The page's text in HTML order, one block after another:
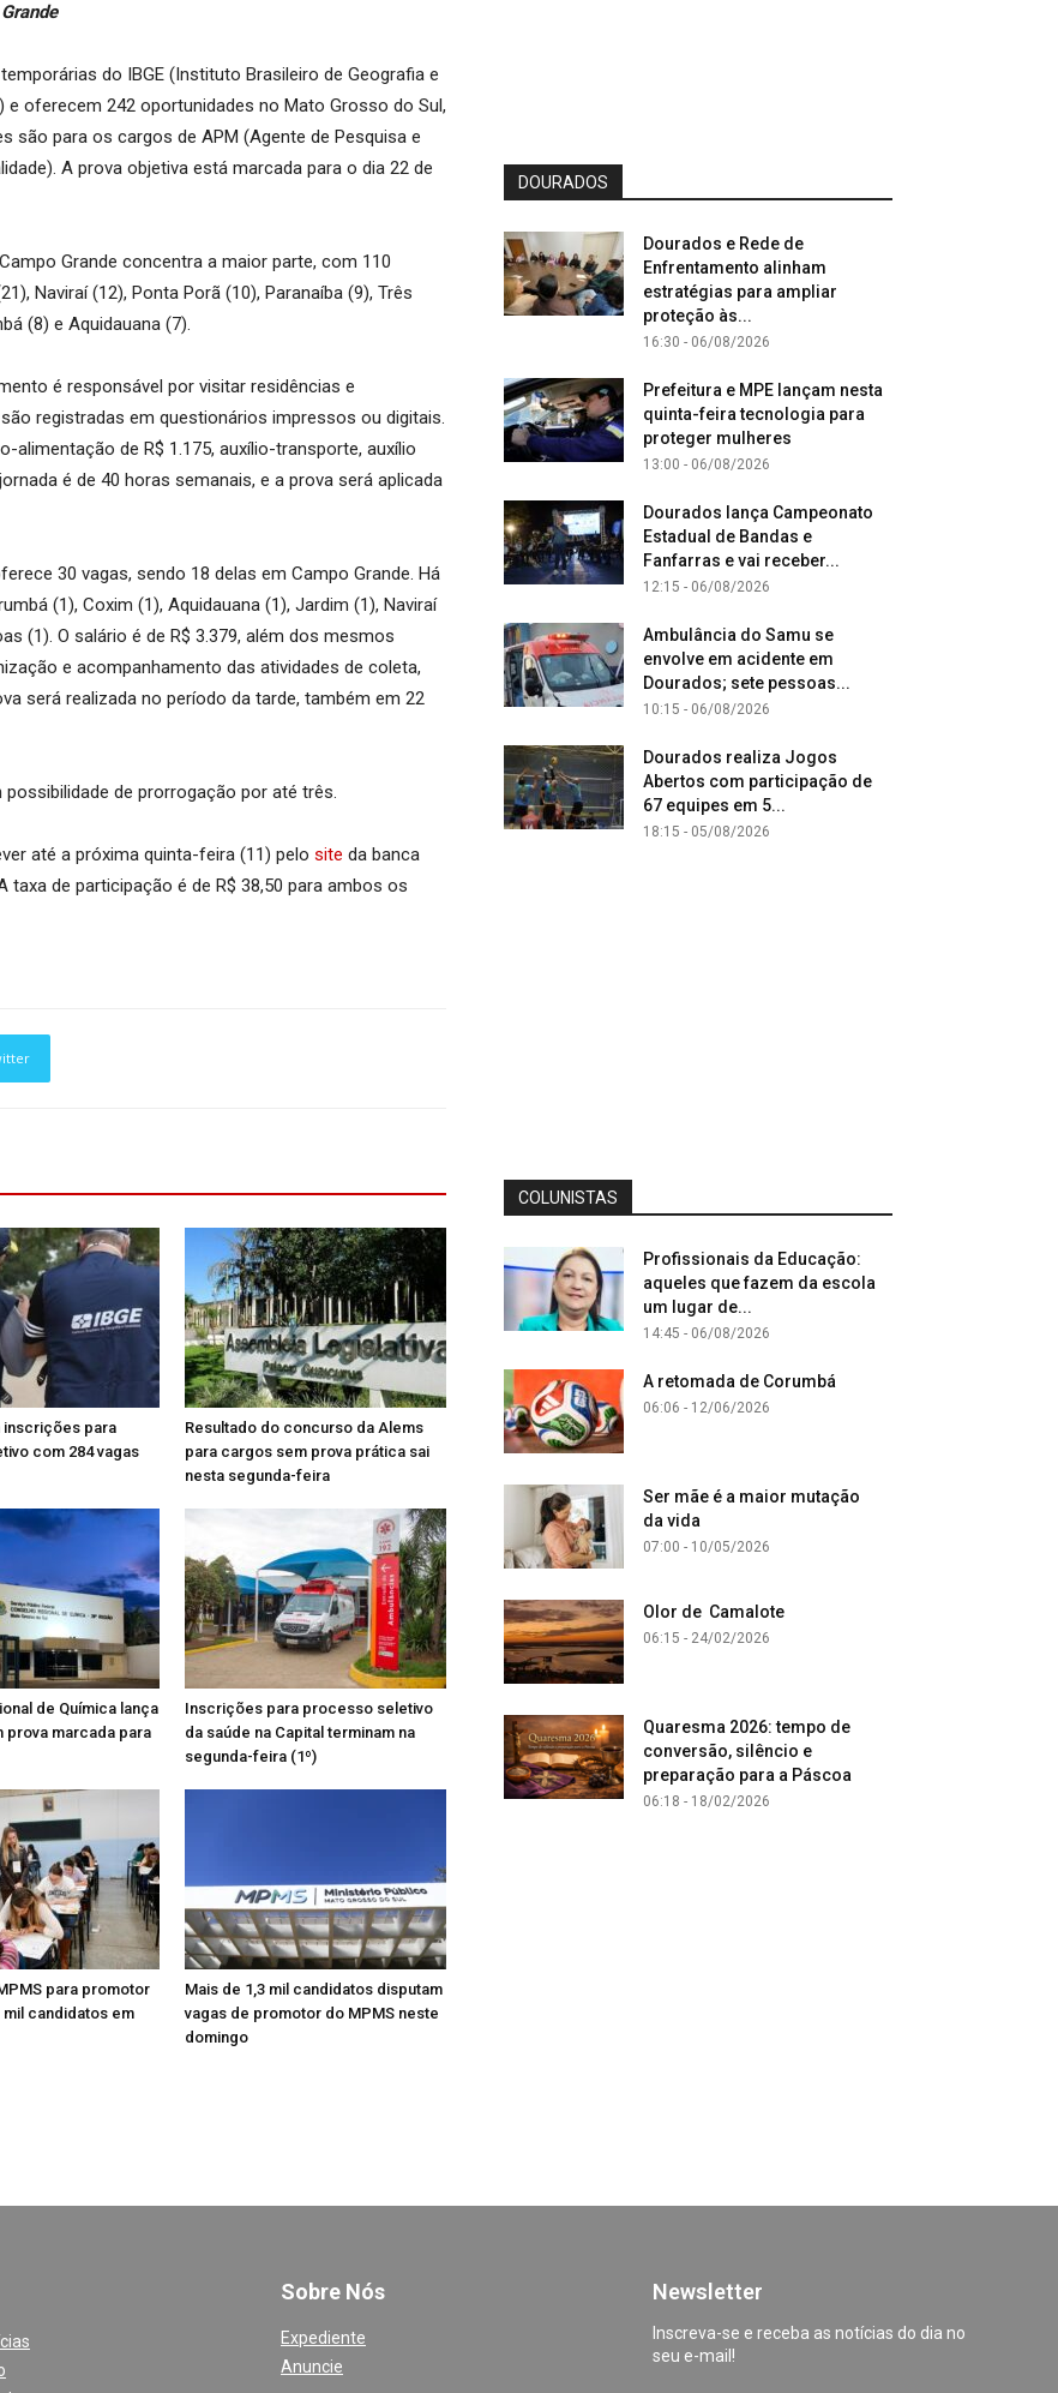
Grande
do IBGE (Instituto Brasileiro de Geografia e
oferecem 242 oportunidades no Mato Grosso do Sul,
são para os cargos de APM (Agente de Pesquisa e
A prova objetiva está marcada para o dia 22 de
Grande concentra a maior parte, com 110
Naviraí (12), Ponta Porã (10), Paranaíba (9), Três
(8) e Aquidauana (7).
é responsável por visitar residências e
registradas em questionários impressos ou digitais.
alimentação de R$ 1.175, auxílio-transporte, auxílio
é de 40 horas semanais, e a prova será aplicada
30 vagas, sendo 18 delas em Campo Grande. Há
(1), Coxim (1), Aquidauana (1), Jardim (1), Naviraí
(1). O salário é de R$ 3.379, além dos mesmos
e acompanhamento das atividades de coleta,
será realizada no período da tarde, também em 22
de prorrogação por até três.
até a próxima quinta-feira (11) pelo site da banca
taxa de participação é de R$ 38,50 para ambos os
inscrições para
com 284 vagas
Resultado do concurso da Alems
para cargos sem prova prática sai
nesta segunda-feira
de Química lança
prova marcada para
Inscrições para processo seletivo
da saúde na Capital terminam na
segunda-feira (1º)
para promotor
mil candidatos em
Mais de 1,3 mil candidatos disputam
vagas de promotor do MPMS neste
domingo
DOURADOS
Dourados e Rede de
Enfrentamento alinham
estratégias para ampliar
proteção às...
16:30 - 06/08/2026
Prefeitura e MPE lançam nesta
quinta-feira tecnologia para
proteger mulheres
13:00 - 06/08/2026
Dourados lança Campeonato
Estadual de Bandas e
Fanfarras e vai receber...
12:15 - 06/08/2026
Ambulância do Samu se
envolve em acidente em
Dourados; sete pessoas...
10:15 - 06/08/2026
Dourados realiza Jogos
Abertos com participação de
67 equipes em 5...
18:15 - 05/08/2026
COLUNISTAS
Profissionais da Educação:
aqueles que fazem da escola
um lugar de...
14:45 - 06/08/2026
A retomada de Corumbá
06:06 - 12/06/2026
Ser mãe é a maior mutação
da vida
07:00 - 10/05/2026
Olor de Camalote
06:15 - 24/02/2026
Quaresma 2026: tempo de
conversão, silêncio e
preparação para a Páscoa
06:18 - 18/02/2026
Sobre Nós
Expediente
Anuncie
Newsletter
Inscreva-se e receba as notícias do dia no
seu e-mail!